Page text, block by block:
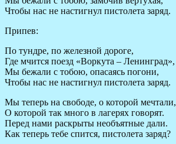
Чтобы нас не настигнул пистолета заряд.
Припев:
По тундре, по железной дороге,
Где мчится поезд «Воркута – Ленинград»,
Мы бежали с тобою, опасаясь погони,
Чтобы нас не настигнул пистолета заряд.
Мы теперь на свободе, о которой мечтали,
О которой так много в лагерях говорят.
Перед нами раскрыты необъятные дали.
Как теперь тебе спится, пистолета заряд?